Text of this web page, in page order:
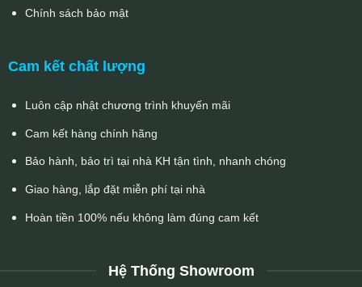
Chính sách bảo mật
Cam kết chất lượng
Luôn cập nhật chương trình khuyến mãi
Cam kết hàng chính hãng
Bảo hành, bảo trì tại nhà KH tận tình, nhanh chóng
Giao hàng, lắp đặt miễn phí tại nhà
Hoàn tiền 100% nếu không làm đúng cam kết
Hệ Thống Showroom